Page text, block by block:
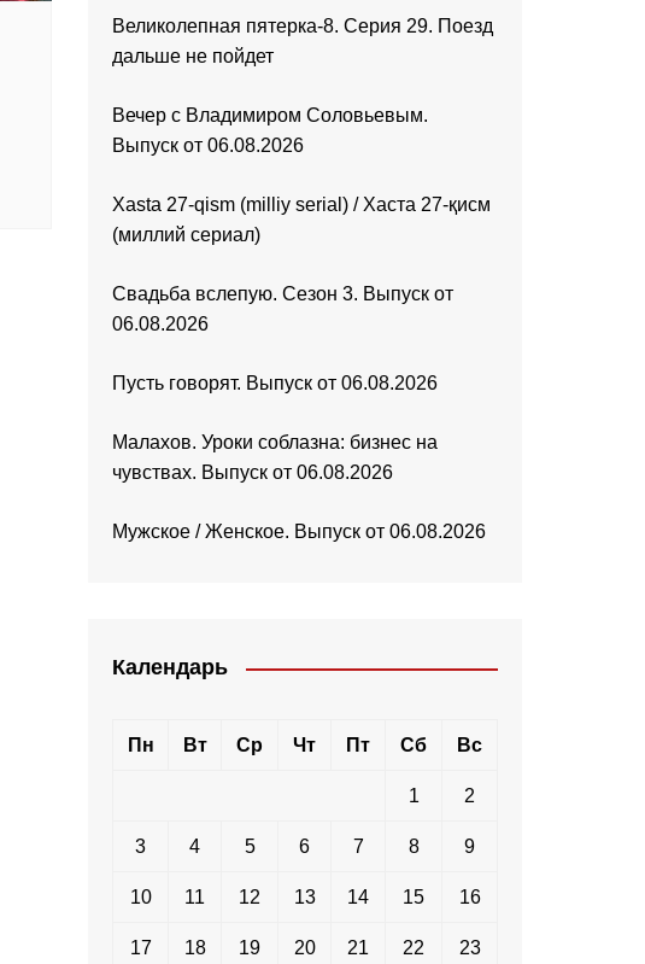
Великолепная пятерка-8. Серия 29. Поезд
дальше не пойдет
Вечер с Владимиром Соловьевым.
Выпуск от 06.08.2026
Xasta 27-qism (milliy serial) / Хаста 27-қисм
(миллий сериал)
Свадьба вслепую. Сезон 3. Выпуск от
06.08.2026
Пусть говорят. Выпуск от 06.08.2026
Малахов. Уроки соблазна: бизнес на
чувствах. Выпуск от 06.08.2026
Мужское / Женское. Выпуск от 06.08.2026
Календарь
Пн Вт Ср Чт Пт Сб Вс
1 2
3 4 5 6 7 8 9
10 11 12 13 14 15 16
17 18 19 20 21 22 23